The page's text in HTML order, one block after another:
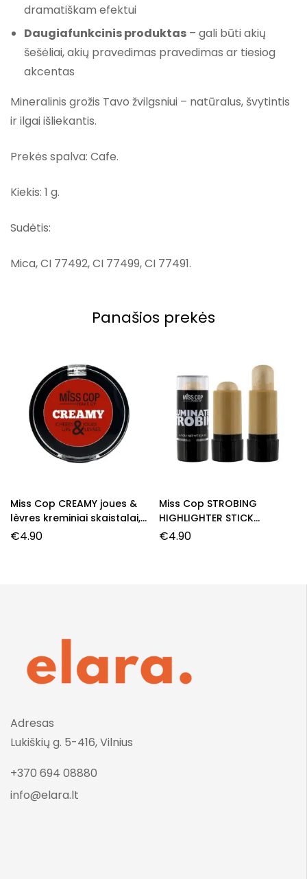
dramatiškam efektui
Daugiafunkcinis produktas – gali būti akių
šešėliai, akių pravedimas pravedimas ar tiesiog
akcentas
Mineralinis grožis Tavo žvilgsniui – natūralus, švytintis
ir ilgai išliekantis.
Prekės spalva: Cafe.
Kiekis: 1 g.
Sudėtis:
Mica, CI 77492, CI 77499, CI 77491.
Panašios prekės
Miss Cop CREAMY joues &
lèvres kreminiai skaistalai,
02- Pop, 3 g.
€4.90
Miss Cop STROBING
HIGHLIGHTER STICK
švytėjimą suteikiantis
€4.90
Adresas
Lukiškių g. 5-416, Vilnius
+370 694 08880
info@elara.lt